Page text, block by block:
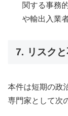
関する事務
や輸出入業
7. リスクと
本件は短期の政
専門家として次